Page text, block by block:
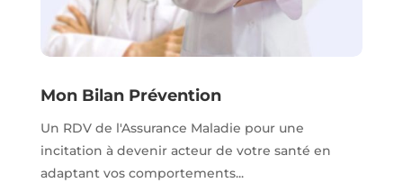
Mon Bilan Prévention
Un RDV de l'Assurance Maladie pour une
incitation à devenir acteur de votre santé en
adaptant vos comportements...